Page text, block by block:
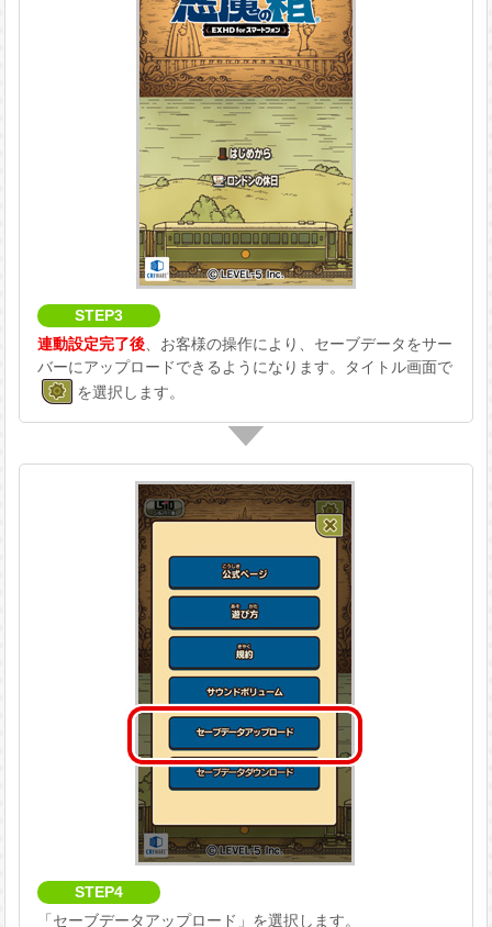
STEP3
連動設定完了後、お客様の操作により、セーブデータをサー
バーにアップロードできるようになります。
タイトル画面で
を選択します。
STEP4
「セーブデータアップロード」を選択します。